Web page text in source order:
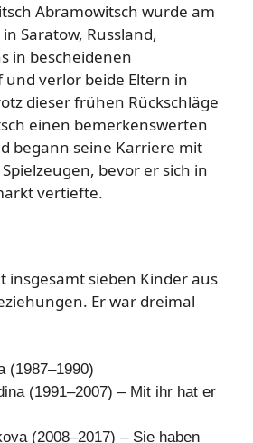
Abramowitsch wurde am
Saratow, Russland,
in bescheidenen
verlor beide Eltern in
dieser frühen Rückschläge
einen bemerkenswerten
begann seine Karriere mit
bevor er sich in
vertiefte.
insgesamt sieben Kinder aus
Er war dreimal
(1987–1990)
(1991–2007) – Mit ihr hat er
(2008–2017) – Sie haben